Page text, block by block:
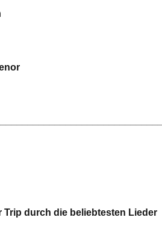
Trip durch die beliebtesten Lieder